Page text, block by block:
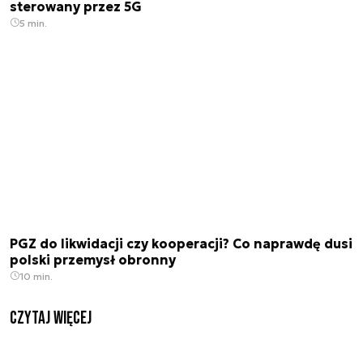
sterowany przez 5G
5 min.
PGZ do likwidacji czy kooperacji? Co naprawdę dusi
polski przemysł obronny
10 min.
czytaj więcej